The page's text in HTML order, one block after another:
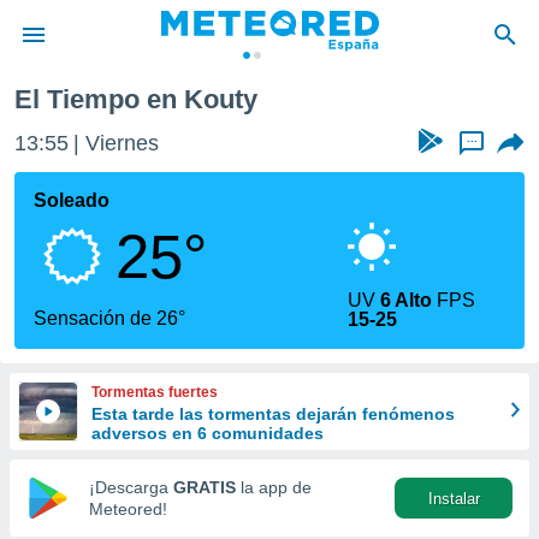
de
por
que se
calidad.
a este
las
y
forma
digital
basada
El Tiempo en Kouty
13:55 Viernes ...
Soleado
25°
Sensación de 26°
UV6 Alto FPS
15-25
Tormentas fuertes
Esta tarde las tormentas dejarán fenómenos
adversos en 6 comunidades
¡Descarga GRATIS la app de
Meteored!
Instalar